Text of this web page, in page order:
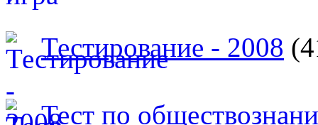
Тестирование - 2008
Тест по